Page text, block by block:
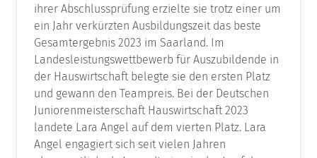
ihrer Abschlussprüfung er­zielte sie trotz einer um
ein Jahr verkürzten Ausbildungszeit das beste
Gesamtergebnis 2023 im Saarland. Im
Landesleistungswettbewerb für Auszubildende in
der Hauswirt­schaft belegte sie den ersten Platz
und gewann den Teampreis. Bei der Deutschen
Junio­renmeisterschaft Hauswirtschaft 2023
landete Lara Angel auf dem vierten Platz. Lara
Angel engagiert sich seit vielen Jahren